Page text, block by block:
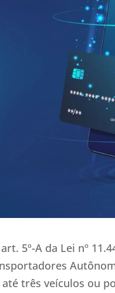
5º-A da Lei nº
até três veículos ou